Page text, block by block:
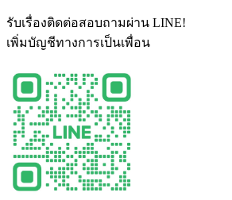
รับเรื่องติดต่อสอบถามผ่าน LINE!
เพิ่มบัญชีทางการเป็นเพื่อน